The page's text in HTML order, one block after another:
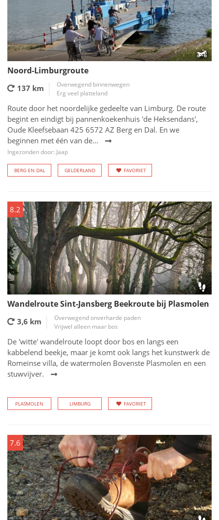
Noord-Limburgroute
137 km
Overwegend binnenwegen
Erg veel platteland
Route door het noordelijke gedeelte van Limburg. De route
begint en eindigt bij pannenkoekenhuis 'de Heksendans',
Oude Kleefsebaan 425 6572 AZ Berg en Dal. En we
beginnen met één van de...
Ingezonden door: Jaap
BERG EN DAL GELDERLAND FAVORIET
8.2
Wandelroute Sint-Jansberg Beekroute bij Plasmolen
3,6 km
Overwegend onverharde paden
Vrijwel alleen maar bos
De 'witte' wandelroute loopt door bos en langs een
kabbelend beekje, maar je komt ook langs het kunstwerk de
Romeinse villa, de watermolen Bovenste Plasmolen en een
stuwvijver.
PLASMOLEN LIMBURG FAVORIET
7.6